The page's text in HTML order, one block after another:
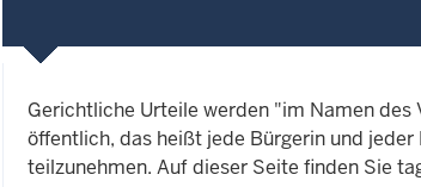
Gerichtliche Urteile werden "im Namen des
öffentlich, das heißt jede Bürgerin und
teilzunehmen. Auf dieser Seite finden Sie